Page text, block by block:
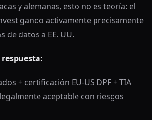
y alemanas, esto no es teoría: el
activamente precisamente
de datos a EE. UU.
+ certificación EU-US DPF + TIA
aceptable con riesgos